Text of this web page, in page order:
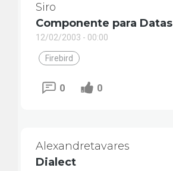
Siro
Componente para Datas
12/02/2003 - 00:00
Firebird
0 0
Alexandretavares
Dialect